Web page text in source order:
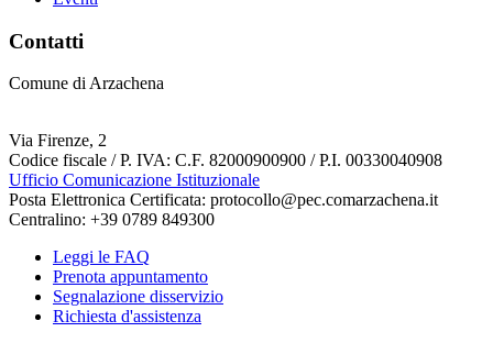
Contatti
Comune di Arzachena
Via Firenze, 2
Codice fiscale / P. IVA: C.F. 82000900900 / P.I. 00330040908
Ufficio Comunicazione Istituzionale
Posta Elettronica Certificata: protocollo@pec.comarzachena.it
Centralino: +39 0789 849300
Leggi le FAQ
Prenota appuntamento
Segnalazione disservizio
Richiesta d'assistenza